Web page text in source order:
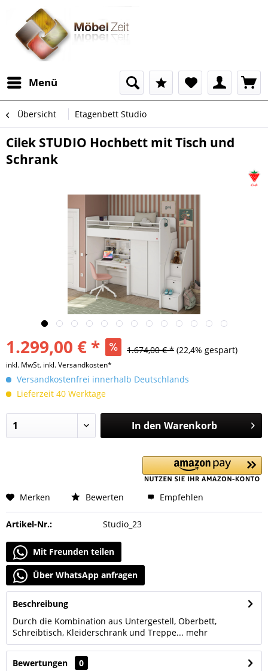
Menü
Übersicht Etagenbett Studio
Cilek STUDIO Hochbett mit Tisch und
Schrank
1.299,00 € * 1.674,00 € * (22,4% gespart)
inkl. MwSt. inkl. Versandkosten*
Versandkostenfrei innerhalb Deutschlands
Lieferzeit 40 Werktage
In den Warenkorb
Merken Bewerten Empfehlen
Artikel-Nr.: Studio_23
Mit Freunden teilen
Über WhatsApp anfragen
Beschreibung
Durch die Kombination aus Untergestell, Oberbett,
Schreibtisch, Kleiderschrank und Treppe... mehr
Bewertungen
0